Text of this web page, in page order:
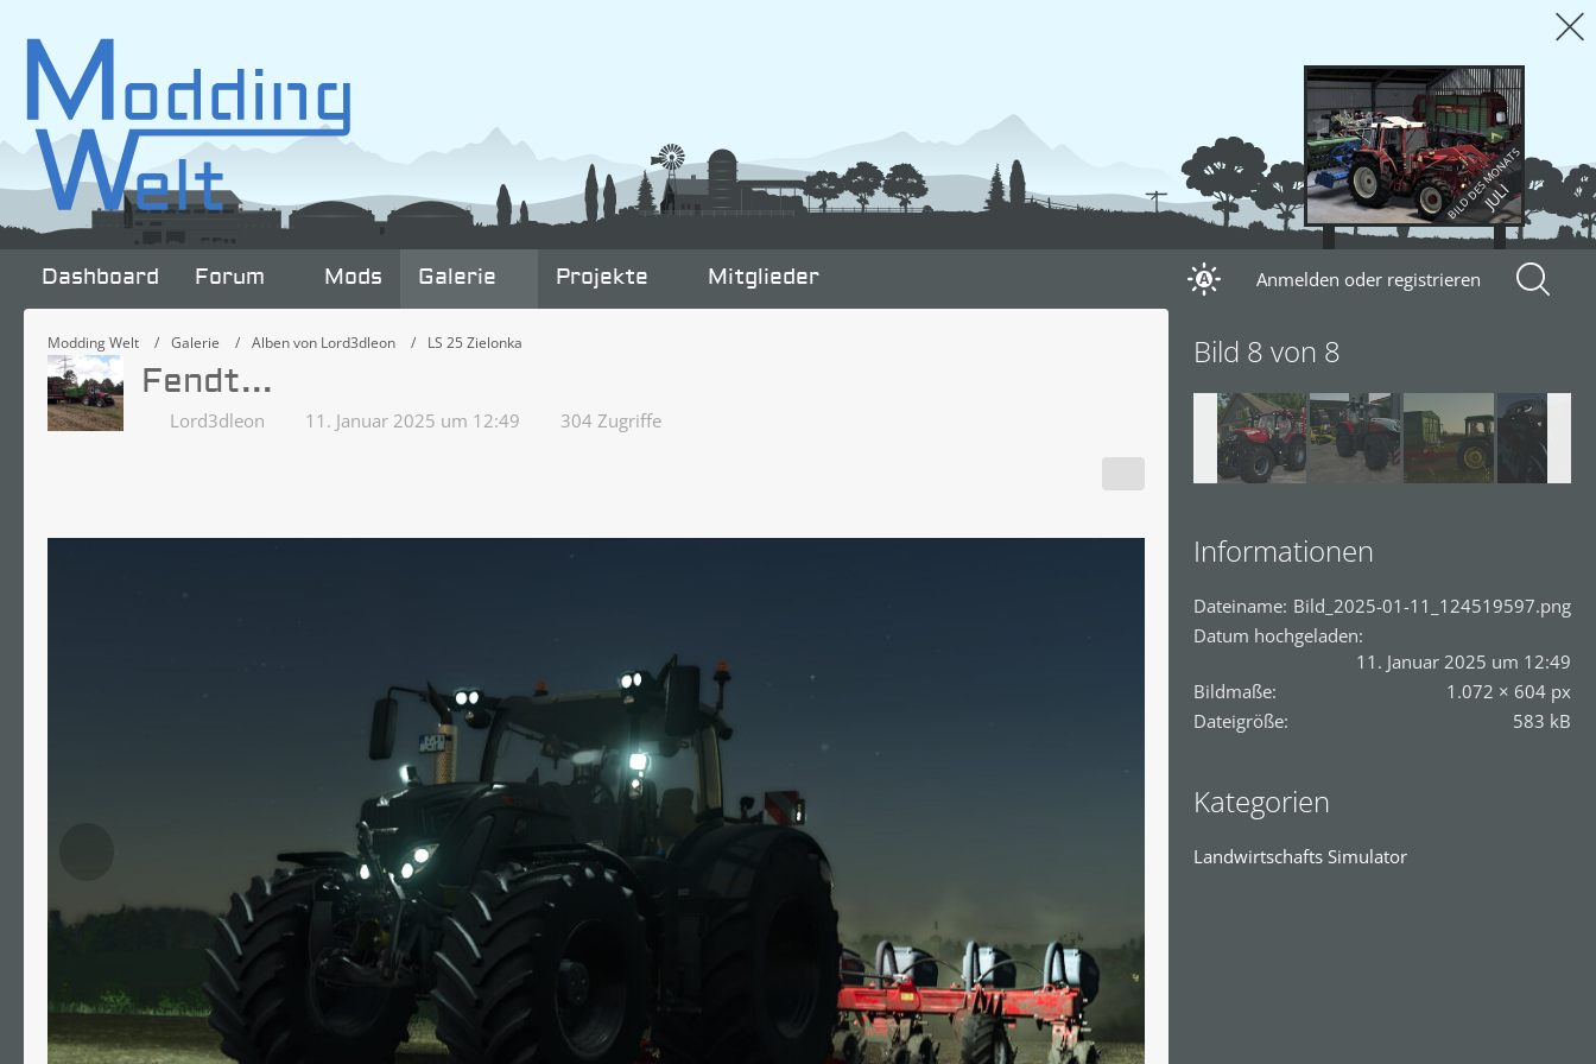
BILD DES MONATS
JULI
Dashboard Forum Mods Galerie Projekte Mitglieder A Anmelden oder registrieren
Modding Welt Galerie Alben von Lord3dleon LS 25 Zielonka
Fendt...
Lord3dleon 11. Januar 2025 um 12:49 304 Zugriffe
Bild 8 von 8
Informationen
Dateiname Bild_2025-01-11_124519597.png
Datum hochgeladen
11. Januar 2025 um 12:49
Bildmaße
1.072 × 604 px
Dateigröße
583 kB
Kategorien
Landwirtschafts Simulator